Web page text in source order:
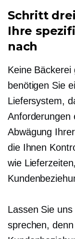
Schritt
Ihre
nach
Keine
benötigen Sie
Liefersystem,
Anforderungen
Abwägung
die Ihnen
wie
Lassen Sie
sprechen,